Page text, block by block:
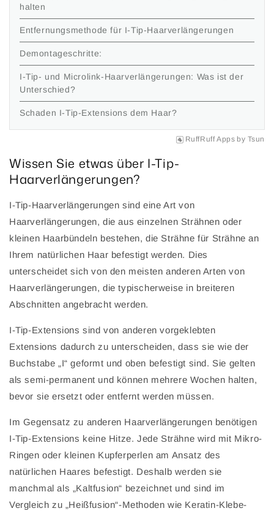
halten
Entfernungsmethode für I-Tip-Haarverlängerungen
Demontageschritte:
I-Tip- und Microlink-Haarverlängerungen: Was ist der
Unterschied?
Schaden I-Tip-Extensions dem Haar?
RuffRuff Apps by Tsun
Wissen Sie etwas über I-Tip-
Haarverlängerungen?
I-Tip-Haarverlängerungen sind eine Art von
Haarverlängerungen, die aus einzelnen Strähnen oder
kleinen Haarbündeln bestehen, die Strähne für Strähne an
Ihrem natürlichen Haar befestigt werden. Dies
unterscheidet sich von den meisten anderen Arten von
Haarverlängerungen, die typischerweise in breiteren
Abschnitten angebracht werden.
I-Tip-Extensions sind von anderen vorgeklebten
Extensions dadurch zu unterscheiden, dass sie wie der
Buchstabe „I“ geformt und oben befestigt sind. Sie gelten
als semi-permanent und können mehrere Wochen halten,
bevor sie ersetzt oder entfernt werden müssen.
Im Gegensatz zu anderen Haarverlängerungen benötigen
I-Tip-Extensions keine Hitze. Jede Strähne wird mit Mikro-
Ringen oder kleinen Kupferperlen am Ansatz des
natürlichen Haares befestigt. Deshalb werden sie
manchmal als „Kaltfusion“ bezeichnet und sind im
Vergleich zu „Heißfusion“-Methoden wie Keratin-Klebe-